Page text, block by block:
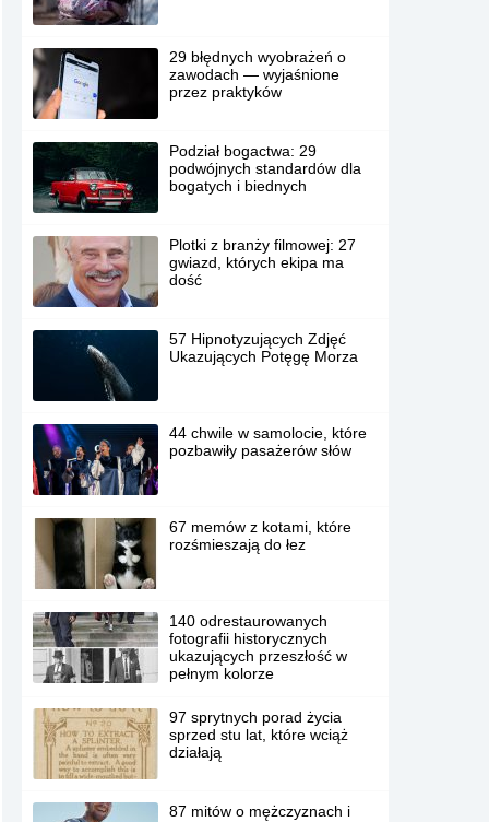
29 błędnych wyobrażeń o
zawodach — wyjaśnione
przez praktyków
Podział bogactwa: 29
podwójnych standardów dla
bogatych i biednych
Plotki z branży filmowej: 27
gwiazd, których ekipa ma
dość
57 Hipnotyzujących Zdjęć
Ukazujących Potęgę Morza
44 chwile w samolocie, które
pozbawiły pasażerów słów
67 memów z kotami, które
rozśmieszają do łez
140 odrestaurowanych
fotografii historycznych
ukazujących przeszłość w
pełnym kolorze
97 sprytnych porad życia
sprzed stu lat, które wciąż
działają
87 mitów o mężczyznach i